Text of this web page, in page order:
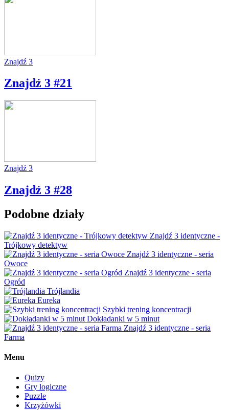
Znajdź 3
Znajdź 3 #21
Znajdź 3
Znajdź 3 #28
Podobne działy
Znajdź 3 identyczne -
Trójkowy detektyw
Znajdź 3 identyczne - seria
Owoce
Znajdź 3 identyczne - seria
Ogród
Trójlandia
Eureka
Szybki trening koncentracji
Dokładanki w 5 minut
Znajdź 3 identyczne - seria
Farma
Menu
Quizy
Gry logiczne
Puzzle
Krzyżówki